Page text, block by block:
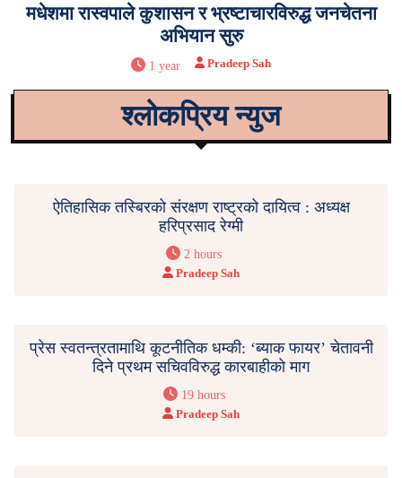
मधेशमा रास्वपाले कुशासन र भ्रष्टाचारविरुद्ध जनचेतना
अभियान सुरु
1 year Pradeep Sah
श्लोकप्रिय न्युज
ऐतिहासिक तस्बिरको संरक्षण राष्ट्रको दायित्व : अध्यक्ष
हरिप्रसाद रेग्मी
2 hours
Pradeep Sah
प्रेस स्वतन्त्रतामाथि कूटनीतिक धम्की: ‘ब्याक फायर’ चेतावनी
दिने प्रथम सचिवविरुद्ध कारबाहीको माग
19 hours
Pradeep Sah